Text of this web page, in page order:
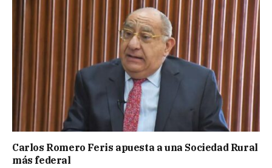
Carlos Romero Feris apuesta a una Sociedad Rural
más federal